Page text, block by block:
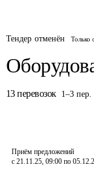
Тендер отменён Только
13 перевозок 1–3 пер.
Приём предложений
с 21.11.25, 09:00 по